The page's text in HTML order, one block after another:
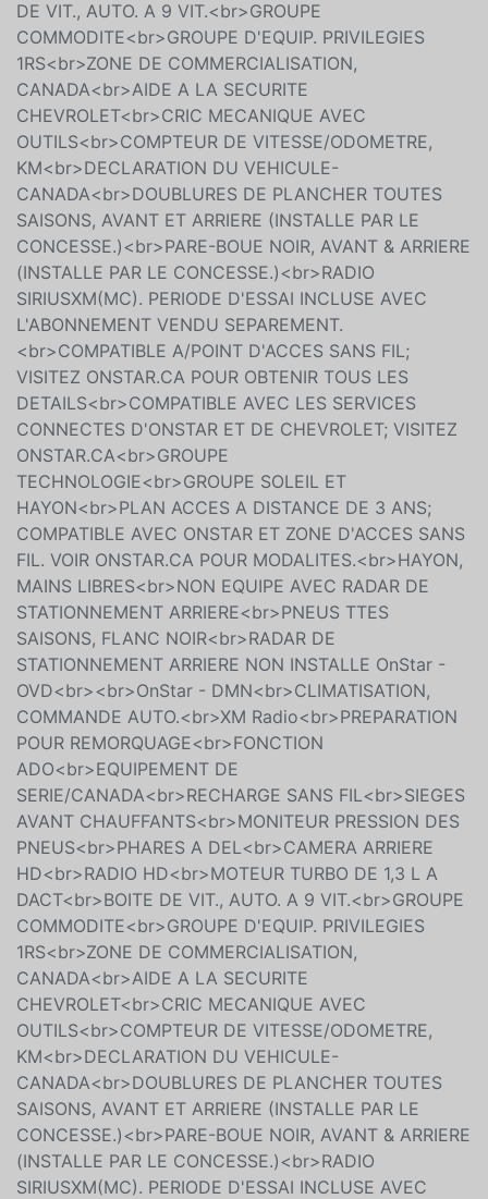
DE VIT., AUTO. A 9 VIT.<br>GROUPE
COMMODITE<br>GROUPE D'EQUIP. PRIVILEGIES
1RS<br>ZONE DE COMMERCIALISATION,
CANADA<br>AIDE A LA SECURITE
CHEVROLET<br>CRIC MECANIQUE AVEC
OUTILS<br>COMPTEUR DE VITESSE/ODOMETRE,
KM<br>DECLARATION DU VEHICULE-
CANADA<br>DOUBLURES DE PLANCHER TOUTES
SAISONS, AVANT ET ARRIERE (INSTALLE PAR LE
CONCESSE.)<br>PARE-BOUE NOIR, AVANT & ARRIERE
(INSTALLE PAR LE CONCESSE.)<br>RADIO
SIRIUSXM(MC). PERIODE D'ESSAI INCLUSE AVEC
L'ABONNEMENT VENDU SEPAREMENT.
<br>COMPATIBLE A/POINT D'ACCES SANS FIL;
VISITEZ ONSTAR.CA POUR OBTENIR TOUS LES
DETAILS<br>COMPATIBLE AVEC LES SERVICES
CONNECTES D'ONSTAR ET DE CHEVROLET; VISITEZ
ONSTAR.CA<br>GROUPE
TECHNOLOGIE<br>GROUPE SOLEIL ET
HAYON<br>PLAN ACCES A DISTANCE DE 3 ANS;
COMPATIBLE AVEC ONSTAR ET ZONE D'ACCES SANS
FIL. VOIR ONSTAR.CA POUR MODALITES.<br>HAYON,
MAINS LIBRES<br>NON EQUIPE AVEC RADAR DE
STATIONNEMENT ARRIERE<br>PNEUS TTES
SAISONS, FLANC NOIR<br>RADAR DE
STATIONNEMENT ARRIERE NON INSTALLE OnStar -
OVD<br><br>OnStar - DMN<br>CLIMATISATION,
COMMANDE AUTO.<br>XM Radio<br>PREPARATION
POUR REMORQUAGE<br>FONCTION
ADO<br>EQUIPEMENT DE
SERIE/CANADA<br>RECHARGE SANS FIL<br>SIEGES
AVANT CHAUFFANTS<br>MONITEUR PRESSION DES
PNEUS<br>PHARES A DEL<br>CAMERA ARRIERE
HD<br>RADIO HD<br>MOTEUR TURBO DE 1,3 L A
DACT<br>BOITE DE VIT., AUTO. A 9 VIT.<br>GROUPE
COMMODITE<br>GROUPE D'EQUIP. PRIVILEGIES
1RS<br>ZONE DE COMMERCIALISATION,
CANADA<br>AIDE A LA SECURITE
CHEVROLET<br>CRIC MECANIQUE AVEC
OUTILS<br>COMPTEUR DE VITESSE/ODOMETRE,
KM<br>DECLARATION DU VEHICULE-
CANADA<br>DOUBLURES DE PLANCHER TOUTES
SAISONS, AVANT ET ARRIERE (INSTALLE PAR LE
CONCESSE.)<br>PARE-BOUE NOIR, AVANT & ARRIERE
(INSTALLE PAR LE CONCESSE.)<br>RADIO
SIRIUSXM(MC). PERIODE D'ESSAI INCLUSE AVEC